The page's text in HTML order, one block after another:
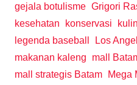
gejala botulisme Grigori
kesehatan
konservasi
legenda baseball
Los
makanan kaleng
mall
mall strategis Batam
Mega